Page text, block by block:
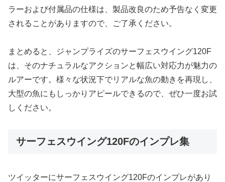
ラーおよび付属品の仕様は、製品改良のため予告なく変更
されることがありますので、ご了承ください。
まとめると、ジャンプライズのサーフェスウイング120F
は、そのナチュラルなアクションと幅広い対応力が魅力の
ルアーです。様々な状況下でリアルな魚の動きを再現し、
大型の魚にもしっかりアピールできるので、ぜひ一度お試
しください。
サーフェスウイング120Fのインプレ集
ツイッターにサーフェスウイング120Fのインプレがあり